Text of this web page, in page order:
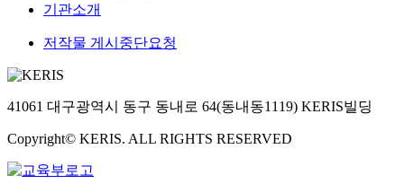
기관소개
저작물 게시중단요청
41061 대구광역시 동구 동내로 64(동내동1119) KERIS빌딩
Copyright© KERIS. ALL RIGHTS RESERVED